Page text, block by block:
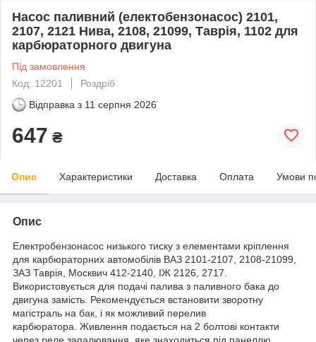
Насос паливний (електобензонасос) 2101,
2107, 2121 Нива, 2108, 21099, Таврія, 1102 для
карбюраторного двигуна
Під замовлення
Код: 12201
Роздріб
Відправка з 11 серпня 2026
647 ₴
Опис Характеристики Доставка Оплата Умови
Опис
Електробензонасос низького тиску з елементами кріплення
для карбюраторних автомобілів ВАЗ 2101-2107, 2108-21099,
ЗАЗ Таврія, Москвич 412-2140, ІЖ 2126, 2717.
Використовується для подачі палива з паливного бака до
двигуна замість. Рекомендується встановити зворотну
магістраль на бак, і як можливий перелив
карбюратора. Живлення подається на 2 болтові контакти
через реле запалювання, яке знаходиться під панеллю